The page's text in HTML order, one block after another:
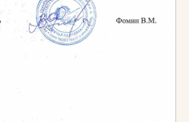
внутренних локальных
внутренними